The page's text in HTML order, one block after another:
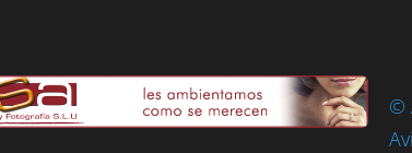
©